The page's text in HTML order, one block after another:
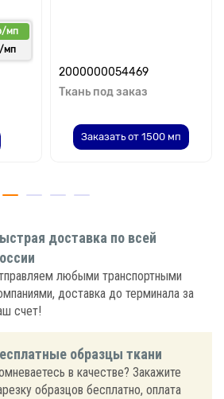
мп
мп
2000000054469
Ткань под заказ
Заказать от 1500 мп
доставка по всей
любыми транспортными
доставка до терминала за
счет!
образцы ткани
в качестве? Закажите
образцов бесплатно, оплата